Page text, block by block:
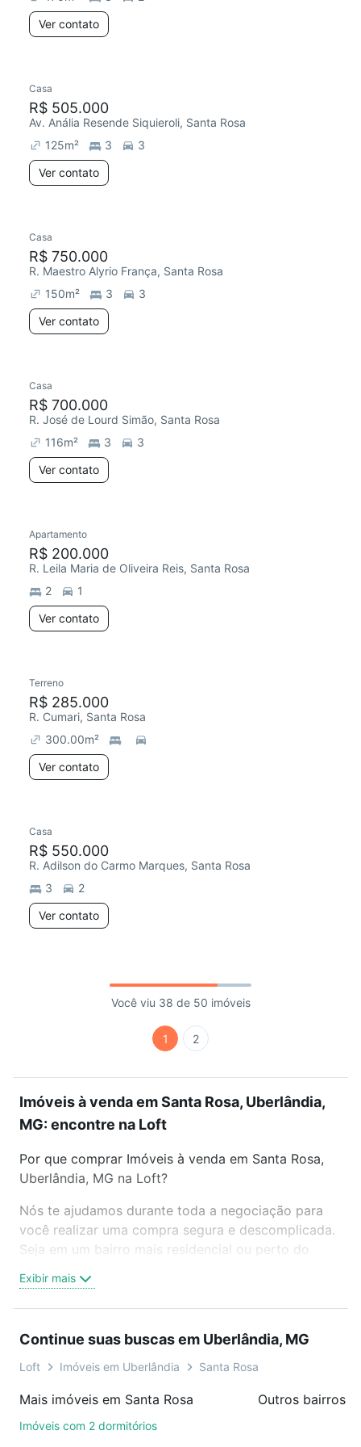
Ver contato
Casa
R$ 505.000
Av. Anália Resende Siquieroli, Santa Rosa
125m² 3
3
Ver contato
Casa
R$ 750.000
R. Maestro Alyrio França, Santa Rosa
150m² 3
3
Ver contato
Casa
R$ 700.000
R. José de Lourd Simão, Santa Rosa
116m² 3
3
Ver contato
Apartamento
R$ 200.000
R. Leila Maria de Oliveira Reis, Santa Rosa
2
1
Ver contato
Terreno
R$ 285.000
R. Cumari, Santa Rosa
300.00m²
Ver contato
Casa
R$ 550.000
R. Adilson do Carmo Marques, Santa Rosa
3
2
Ver contato
Você viu 38 de 50 imóveis
1 2
Imóveis à venda em Santa Rosa, Uberlândia,
MG: encontre na Loft
Por que comprar Imóveis à venda em Santa Rosa,
Uberlândia, MG na Loft?
Nós te ajudamos durante toda a negociação para
você realizar uma compra segura e descomplicada.
Seja em um bairro mais residencial ou perto do
oferta ideal de Imóveis à venda em Santa Rosa,
Uberlândia, MG para conquistar seu sonho. Agende
sem compromisso e você ainda conta com mais de
46 mil corretores e imobiliárias te ajudando na
Como escolher um imóvel?
Exibir mais
Continue suas buscas em Uberlândia, MG
Loft Imóveis em Uberlândia Santa Rosa
Mais imóveis em Santa Rosa
Imóveis com 2 dormitórios
Outros bairros